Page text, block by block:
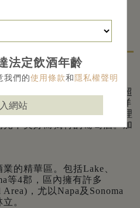
法定飲酒年齡
我們的使用條款和隱私權聲明
網站
主要的產區皆位於加州，有超
加州。當地受到山峰和海洋
川和山坡，得天獨厚的地理
下美好而獨特的葡萄酒。加
的精華區。包括Lake、
等4郡，區內擁有許多
，尤以Napa及Sonoma
。